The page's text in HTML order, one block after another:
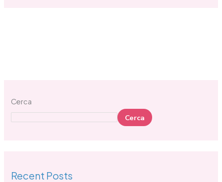
Cerca
Cerca
Recent Posts